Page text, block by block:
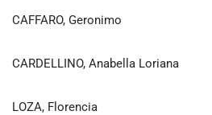
CAFFARO, Geronimo
CARDELLINO, Anabella Loriana
LOZA, Florencia